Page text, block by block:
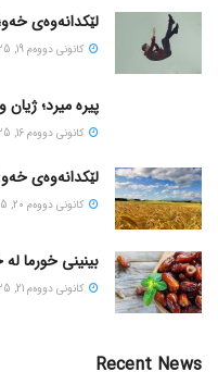
لێکدانەوەی
كانونی دووه‌م 19, 2025
پیره میرد؛
كانونی دووه‌م 16, 2025
لێکدانەوەی
كانونی دووه‌م 20, 2025
بینینی خورما
كانونی دووه‌م 21, 2025
Recent News